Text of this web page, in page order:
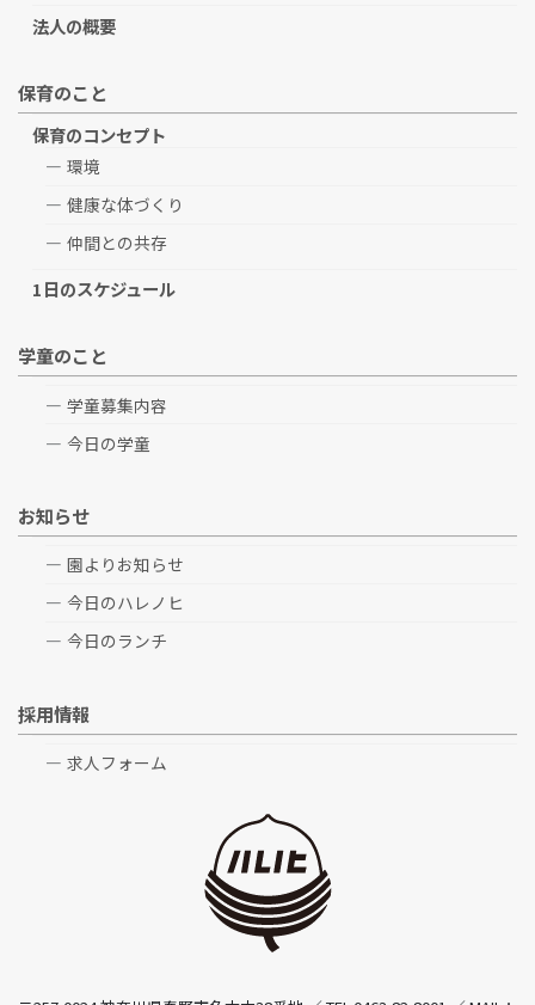
法人の概要
保育のこと
保育のコンセプト
環境
健康な体づくり
仲間との共存
1日のスケジュール
学童のこと
学童募集内容
今日の学童
お知らせ
園よりお知らせ
今日のハレノヒ
今日のランチ
採用情報
求人フォーム